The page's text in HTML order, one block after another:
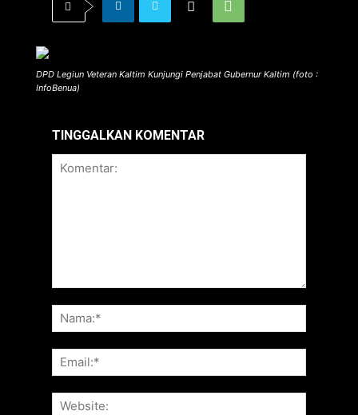
DPD Legiun Veteran Kaltim Kunjungi Penjabat Gubernur Kaltim (foto :
InfoBenua)
TINGGALKAN KOMENTAR